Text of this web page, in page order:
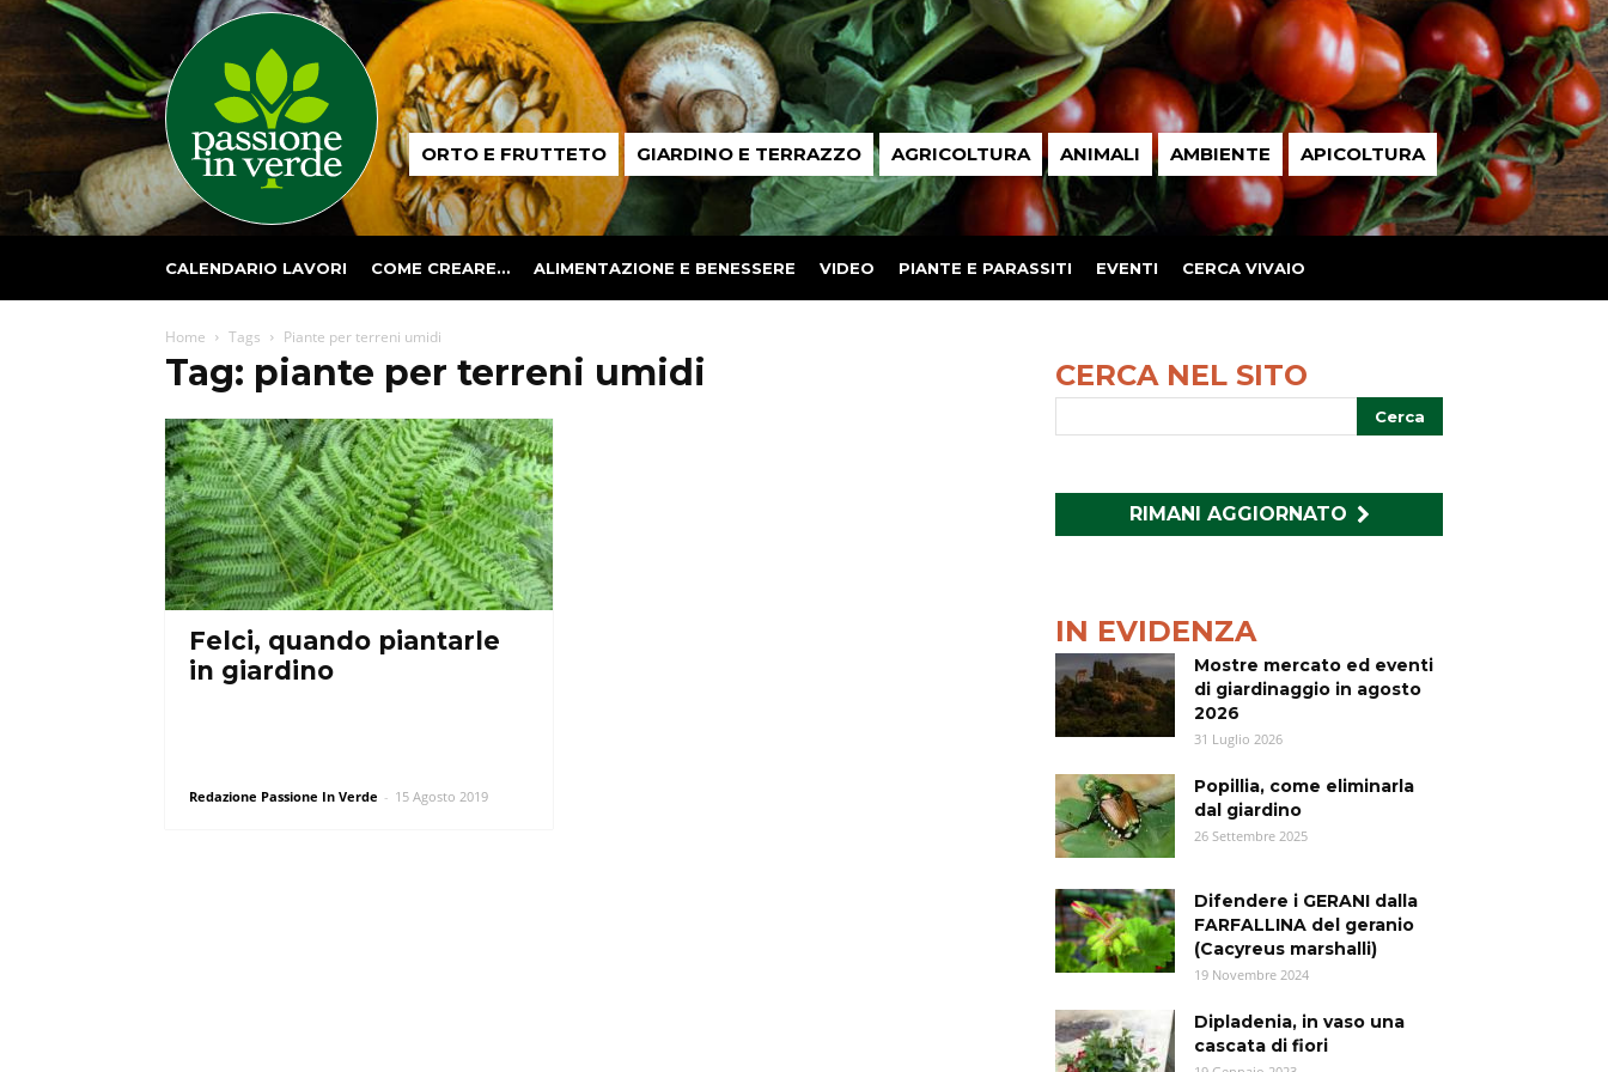
Passione
in ORTO E FRUTTETO GIARDINO E TERRAZZO AGRICOLTURA ANIMALI AMBIENTE APICOLTURA
CALENDARIO LAVORI COME CREARE… ALIMENTAZIONE E BENESSERE VIDEO PIANTE E PARASSITI EVENTI CERCA VIVAIO
Home Tags Piante per terreni umidi
Tag: piante per terreni umidi
Felci, quando piantarle
in giardino
Redazione Passione In Verde - 15 Agosto 2019
CERCA NEL SITO
RIMANI AGGIORNATO
IN EVIDENZA
Mostre mercato ed eventi
di giardinaggio in agosto
2026
31 Luglio 2026
Popillia, come eliminarla
dal giardino
26 Settembre 2025
Difendere i GERANI dalla
FARFALLINA del geranio
(Cacyreus marshalli)
19 Novembre 2024
Dipladenia, in vaso una
cascata di fiori